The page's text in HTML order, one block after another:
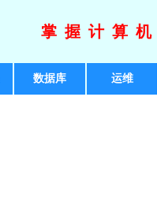
掌握计算
数据库 运维